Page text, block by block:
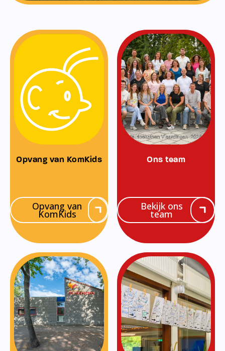
Opvang van KomKids
Opvang van
KomKids
Ons team
Bekijk ons
team